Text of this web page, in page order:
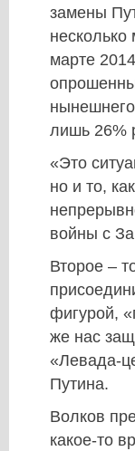
замены
марте
лишь 26%
«Это
но и то,
войны с
Второе –
фигурой,
же нас
«Левада-
Путина.
Волков
какое-то